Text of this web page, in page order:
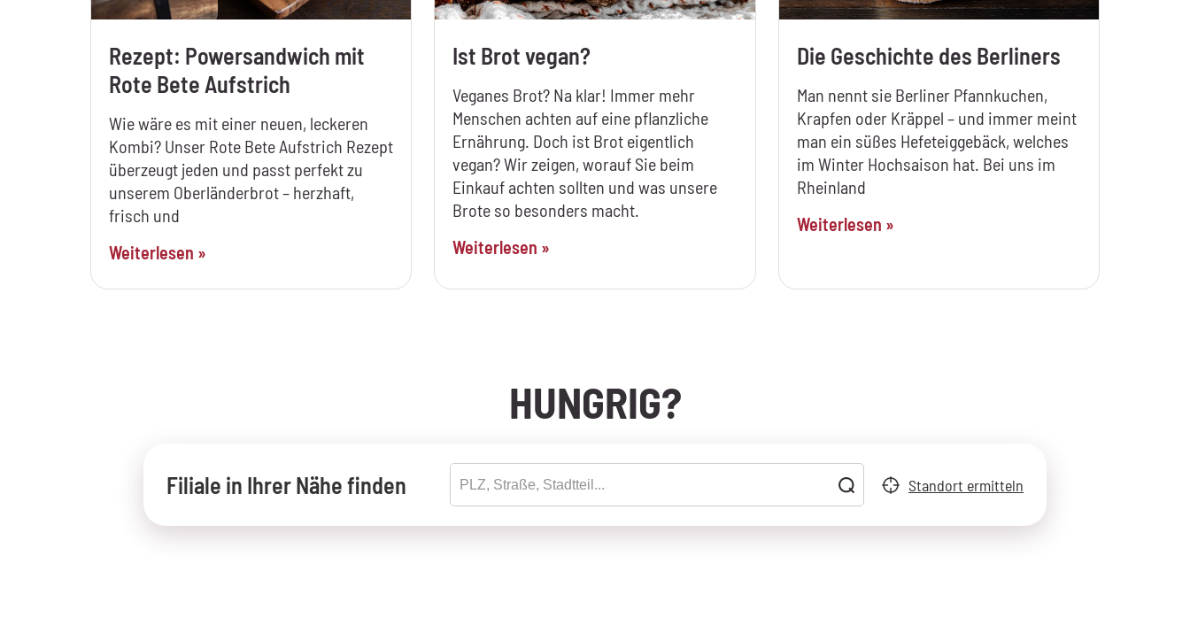
Rezept: Powersandwich mit
Rote Bete Aufstrich
Wie wäre es mit einer neuen, leckeren
Kombi? Unser Rote Bete Aufstrich Rezept
überzeugt jeden und passt perfekt zu
unserem Oberländerbrot – herzhaft,
frisch und
Weiterlesen »
Ist Brot vegan?
Veganes Brot? Na klar! Immer mehr
Menschen achten auf eine pflanzliche
Ernährung. Doch ist Brot eigentlich
vegan? Wir zeigen, worauf Sie beim
Einkauf achten sollten und was unsere
Brote so besonders macht.
Weiterlesen »
Die Geschichte des Berliners
Man nennt sie Berliner Pfannkuchen,
Krapfen oder Kräppel – und immer meint
man ein süßes Hefeteiggebäck, welches
im Winter Hochsaison hat. Bei uns im
Rheinland
Weiterlesen »
HUNGRIG?
Filiale in Ihrer Nähe finden Standort ermitteln